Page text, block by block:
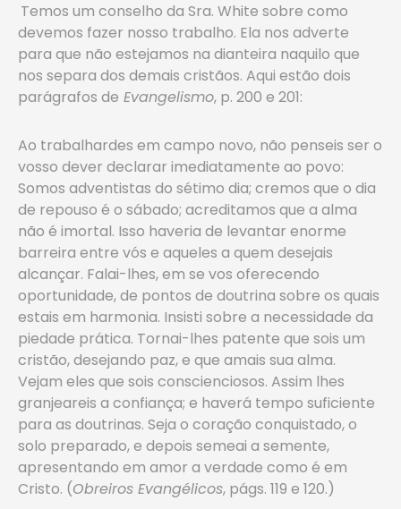
Temos um conselho da Sra. White sobre como
devemos fazer nosso trabalho. Ela nos adverte
para que não estejamos na dianteira naquilo que
nos separa dos demais cristãos. Aqui estão dois
parágrafos de Evangelismo, p. 200 e 201:
Ao trabalhardes em campo novo, não penseis ser o
vosso dever declarar imediatamente ao povo:
Somos adventistas do sétimo dia; cremos que o dia
de repouso é o sábado; acreditamos que a alma
não é imortal. Isso haveria de levantar enorme
barreira entre vós e aqueles a quem desejais
alcançar. Falai-lhes, em se vos oferecendo
oportunidade, de pontos de doutrina sobre os quais
estais em harmonia. Insisti sobre a necessidade da
piedade prática. Tornai-lhes patente que sois um
cristão, desejando paz, e que amais sua alma.
Vejam eles que sois conscienciosos. Assim lhes
granjeareis a confiança; e haverá tempo suficiente
para as doutrinas. Seja o coração conquistado, o
solo preparado, e depois semeai a semente,
apresentando em amor a verdade como é em
Cristo. (Obreiros Evangélicos, págs. 119 e 120.)